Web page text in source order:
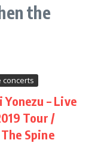
the
concerts
Yonezu – Live
Tour /
Spine